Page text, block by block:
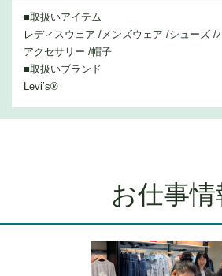
■取扱いアイテム
レディスウェア /メンズウェア /シューズ /
アクセサリー /帽子
■取扱いブランド
Levi’s®
お仕事情